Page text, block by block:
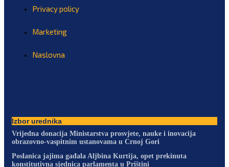
Privacy policy
Marketing
Naslovna
Izbor urednika
Vrijedna donacija Ministarstva prosvjete, nauke i inovacija
obrazovno-vaspitnim ustanovama u Crnoj Gori
Poslanica jajima gađala Aljbina Kurtija, opet prekinuta
konstitutivna sjednica parlamenta u Prištini